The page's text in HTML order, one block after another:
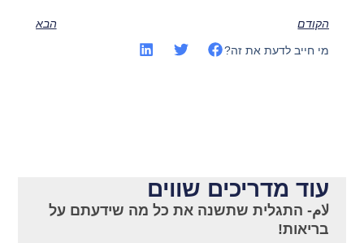
הקודם הבא
מי חייב לדעת את זה?
עוד מדריכים שווים
لام- התגלית שתשנה את כל מה שידעתם על
בריאות!